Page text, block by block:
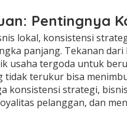
Pentingnya
lokal, konsistensi
panjang. Tekanan
usaha tergoda untuk
tidak terukur bisa
konsistensi strategi,
pelanggan, dan